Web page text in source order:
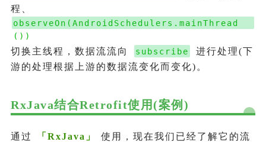
程、
observeOn(AndroidSchedulers.mainThread
())
切换主线程，数据流流向 subscribe
进行处理(下
游的处理根据上游的数据流变化而变化)。
RxJava结合Retrofit使用(案例)
通过 「 RxJava 」
使用，现在我们已经了解它的流